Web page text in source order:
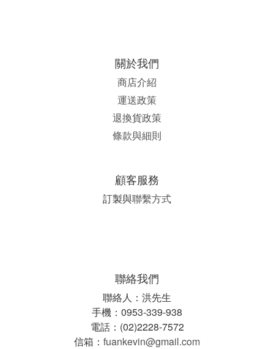
關於我們
商店介紹
運送政策
退換貨政策
條款與細則
顧客服務
訂製與聯繫方式
聯絡我們
聯絡人：洪先生
手機：0953-339-938
電話：(02)2228-7572
信箱： fuankevin@gmail.com